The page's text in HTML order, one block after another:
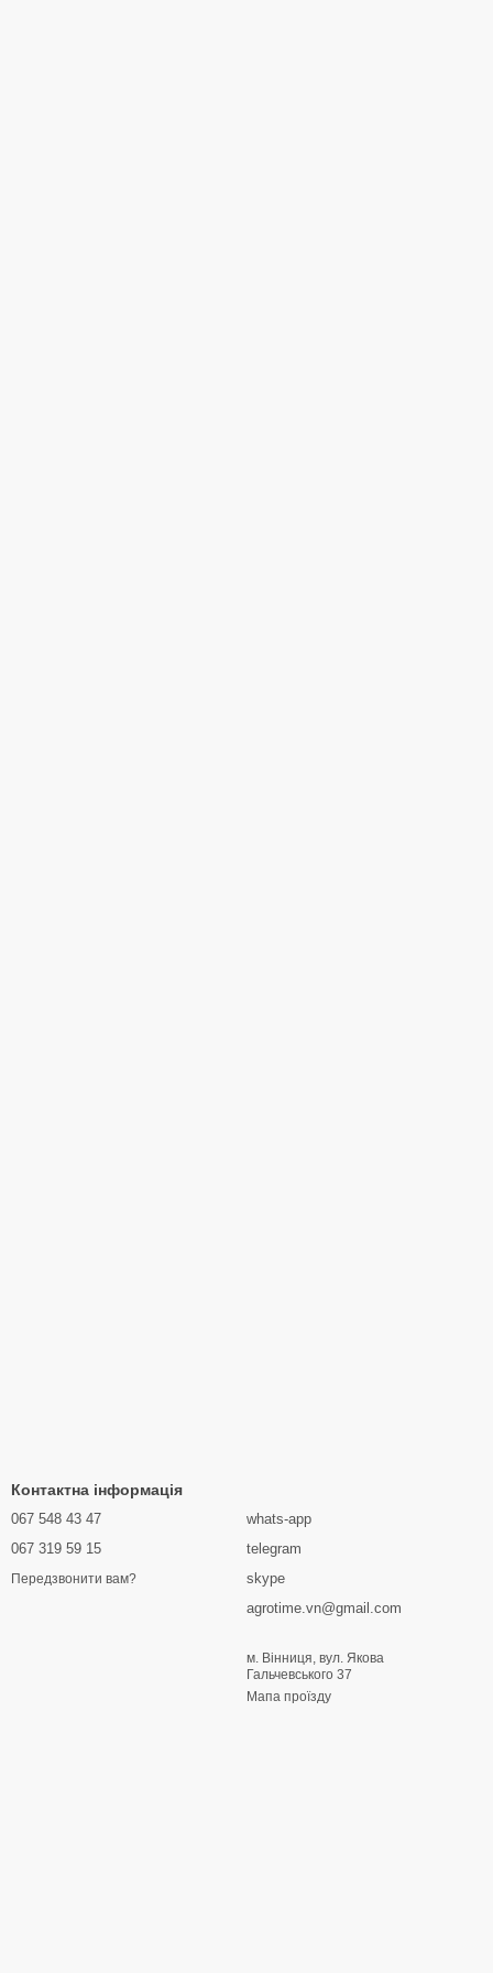
Контактна інформація
067 548 43 47
067 319 59 15
Передзвонити вам?
whats-app
telegram
skype
agrotime.vn@gmail.com
м. Вінниця, вул. Якова
Гальчевського 37
Мапа проїзду